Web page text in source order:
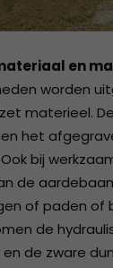
en
worden
materieel.
het
bij
de
of paden of
de
de zware